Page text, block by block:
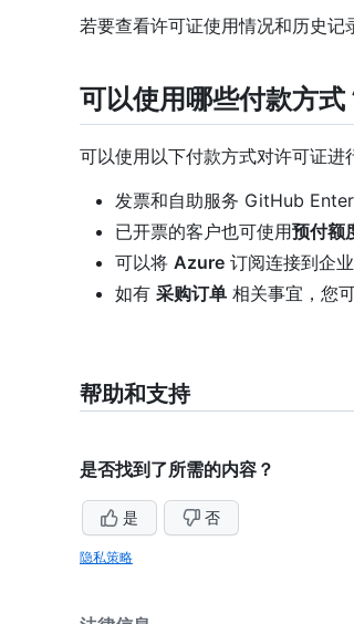
若要查看许可证使用情况和历史记
可以使用哪些付款方式
可以使用以下付款方式对许可证进
发票和自助服务 GitHub
已开票的客户也可使用预付额
可以将 Azure 订阅连接到企
如有 采购订单 相关事宜，您
帮助和支持
是否找到了所需的内容？
是 否
隐私策略